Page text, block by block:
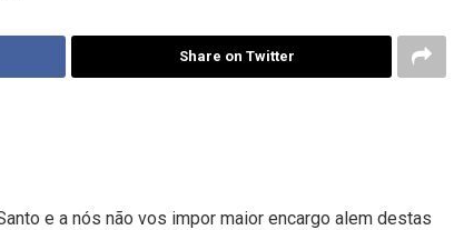
Share on Twitter
e a nós não vos impor maior encargo alem destas